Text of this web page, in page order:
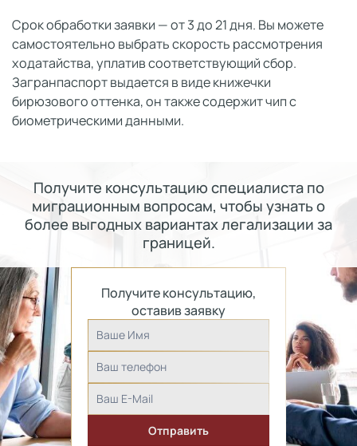
Срок обработки заявки — от 3 до 21 дня. Вы можете
самостоятельно выбрать скорость рассмотрения
ходатайства, уплатив соответствующий сбор.
Загранпаспорт выдается в виде книжечки
бирюзового оттенка, он также содержит чип с
биометрическими данными.
Получите консультацию специалиста по
миграционным вопросам, чтобы узнать о
более выгодных вариантах легализации за
границей.
Получите консультацию,
оставив заявку